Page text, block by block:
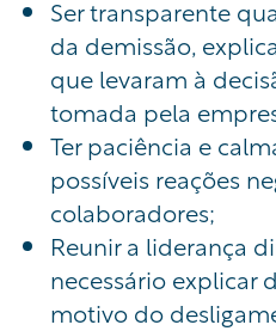
Ser transparente
da demissão,
que levaram à
tomada pela
Ter paciência e
possíveis reações
colaboradores;
Reunir a liderança
necessário explicar
motivo do